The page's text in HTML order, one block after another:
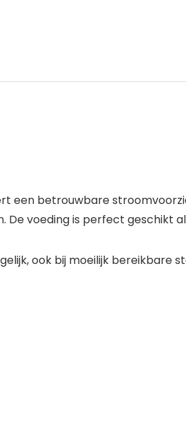
een betrouwbare
voeding is perfect geschikt
ook bij moeilijk bereikbare